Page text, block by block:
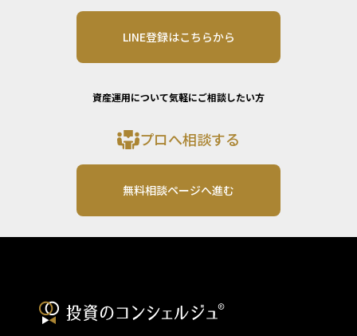
LINE登録はこちらから
資産運用について気軽にご相談したい方
プロへ相談する
無料相談ページへ進む